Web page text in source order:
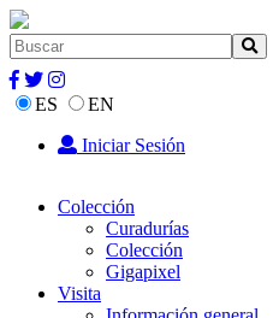
ES
EN
Iniciar Sesión
Colección
Curadurías
Colección
Gigapixel
Visita